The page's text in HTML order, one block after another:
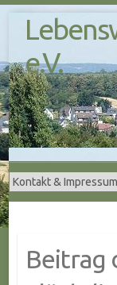
p
t
o
c
o
n
t
e
n
e.V.
Beitrag